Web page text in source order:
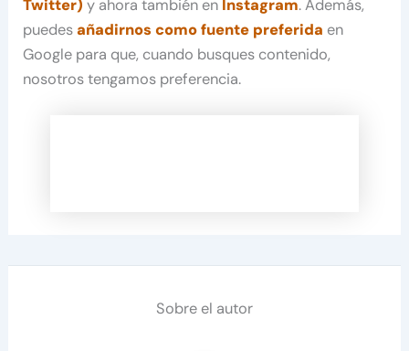
Twitter) y ahora también en Instagram. Además,
puedesañadirnos como fuente preferida en
Google para que, cuando busques contenido,
nosotros tengamos preferencia.
Sobre el autor